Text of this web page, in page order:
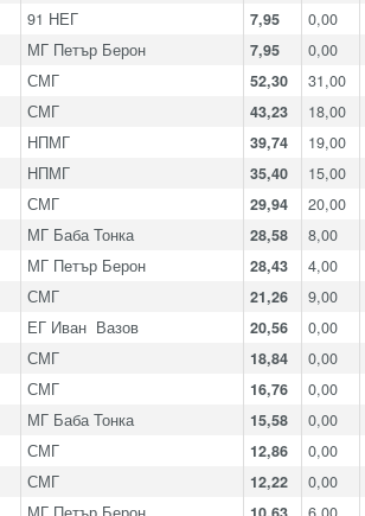
91 НЕГ 7,95 0,00
МГ Петър Берон 7,95 0,00
СМГ 52,30 31,00
СМГ 43,23 18,00
НПМГ 39,74 19,00
НПМГ 35,40 15,00
СМГ 29,94 20,00
МГ Баба Тонка 28,58 8,00
МГ Петър Берон 28,43 4,00
СМГ 21,26 9,00
ЕГ Иван Вазов 20,56 0,00
СМГ 18,84 0,00
СМГ 16,76 0,00
МГ Баба Тонка 15,58 0,00
СМГ 12,86 0,00
СМГ 12,22 0,00